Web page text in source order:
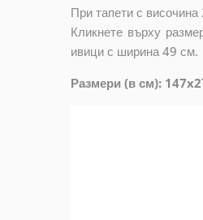
При тапети с
Кликнете върху
ивици с ширина 49 см.
Размери (в см):